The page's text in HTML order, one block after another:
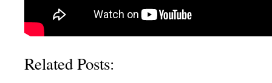
Related Posts: